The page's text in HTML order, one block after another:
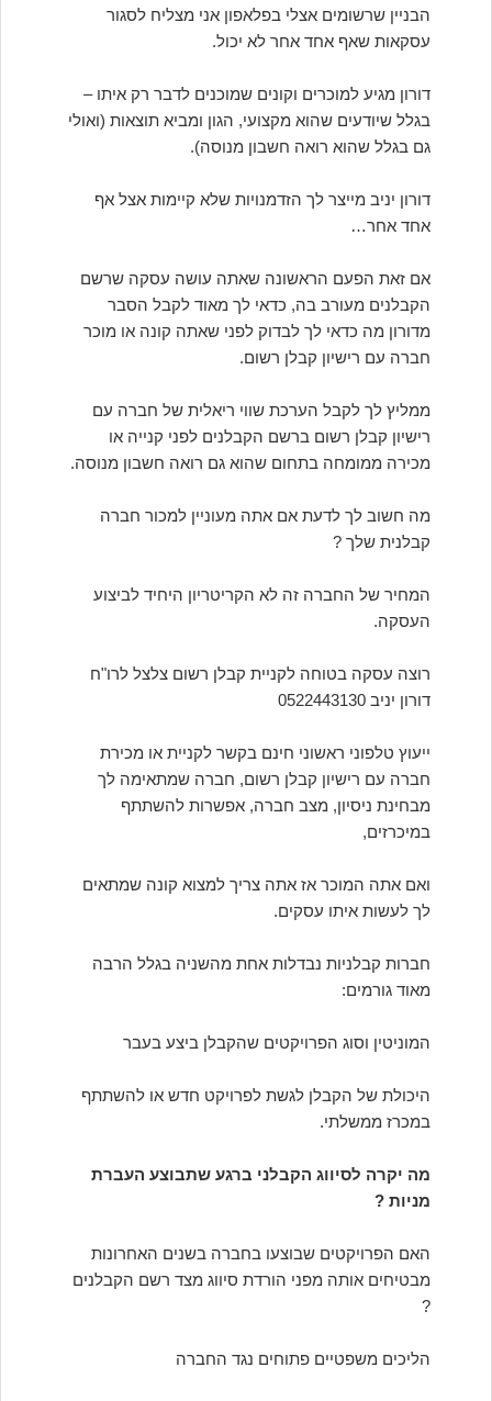
הבניין שרשומים אצלי בפלאפון אני מצליח לסגור
עסקאות שאף אחד אחר לא יכול.
דורון מגיע למוכרים וקונים שמוכנים לדבר רק איתו –
בגלל שיודעים שהוא מקצועי, הגון ומביא תוצאות (ואולי
גם בגלל שהוא רואה חשבון מנוסה).
דורון יניב מייצר לך הזדמנויות שלא קיימות אצל אף
אחד אחר…
אם זאת הפעם הראשונה שאתה עושה עסקה שרשם
הקבלנים מעורב בה, כדאי לך מאוד לקבל הסבר
מדורון מה כדאי לך לבדוק לפני שאתה קונה או מוכר
חברה עם רישיון קבלן רשום.
ממליץ לך לקבל הערכת שווי ריאלית של חברה עם
רישיון קבלן רשום ברשם הקבלנים לפני קנייה או
מכירה ממומחה בתחום שהוא גם רואה חשבון מנוסה.
מה חשוב לך לדעת אם אתה מעוניין למכור חברה
קבלנית שלך ?
המחיר של החברה זה לא הקריטריון היחיד לביצוע
העסקה.
רוצה עסקה בטוחה לקניית קבלן רשום צלצל לרו"ח
דורון יניב 0522443130
ייעוץ טלפוני ראשוני חינם בקשר לקניית או מכירת
חברה עם רישיון קבלן רשום, חברה שמתאימה לך
מבחינת ניסיון, מצב חברה, אפשרות להשתתף
במיכרזים,
ואם אתה המוכר אז אתה צריך למצוא קונה שמתאים
לך לעשות איתו עסקים.
חברות קבלניות נבדלות אחת מהשניה בגלל הרבה
מאוד גורמים:
המוניטין וסוג הפרויקטים שהקבלן ביצע בעבר
היכולת של הקבלן לגשת לפרויקט חדש או להשתתף
במכרז ממשלתי.
מה יקרה לסיווג הקבלני ברגע שתבוצע העברת
מניות ?
האם הפרויקטים שבוצעו בחברה בשנים האחרונות
מבטיחים אותה מפני הורדת סיווג מצד רשם הקבלנים
?
הליכים משפטיים פתוחים נגד החברה